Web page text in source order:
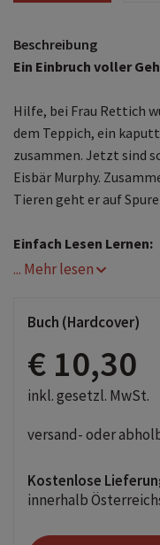
Beschreibung
Ein Einbruch voller
Hilfe, bei Frau Rettich
dem Teppich, ein
zusammen. Jetzt sind
Eisbär Murphy.
Tieren geht er auf
Einfach Lesen Lernen:
Abenteuerspaß
Leichter
Mit Leserätsel
Viele bunte
"Die Schule der
Grundschüler*innen,
... Mehr lesen
Buch (Hardcover)
€ 10,30
inkl. gesetzl. MwSt.
versand- oder
Kostenlose
innerhalb